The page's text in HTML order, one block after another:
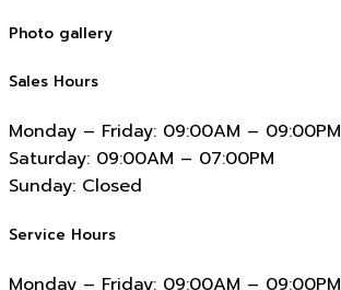
Photo gallery
Sales Hours
Monday – Friday: 09:00AM – 09:00PM
Saturday: 09:00AM – 07:00PM
Sunday: Closed
Service Hours
Monday – Friday: 09:00AM – 09:00PM